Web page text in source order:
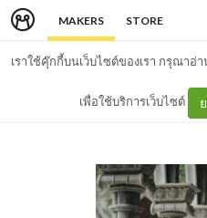
MAKERS STORE
เราใช้คุ๊กกี้บนเว็บไซต์ของเรา กรุณาอ่
เพื่อใช้บริการเว็บไซต์